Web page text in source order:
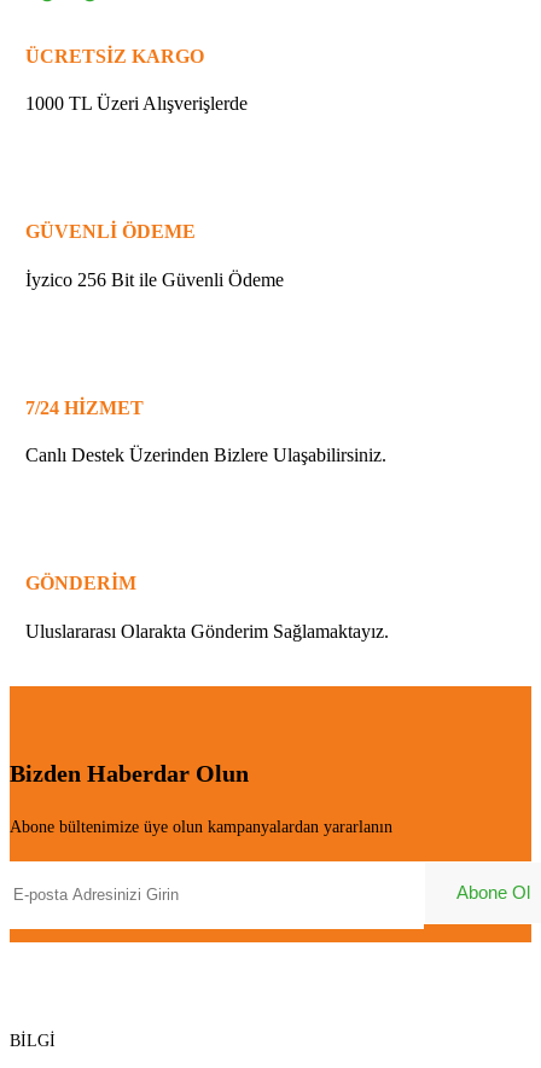
ÜCRETSİZ KARGO
1000 TL Üzeri Alışverişlerde
GÜVENLİ ÖDEME
İyzico 256 Bit ile Güvenli Ödeme
7/24 HİZMET
Canlı Destek Üzerinden Bizlere Ulaşabilirsiniz.
GÖNDERİM
Uluslararası Olarakta Gönderim Sağlamaktayız.
Bizden Haberdar Olun
Abone bültenimize üye olun kampanyalardan yararlanın
BİLGİ